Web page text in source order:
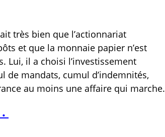
très bien que l’actionnariat
et que la monnaie papier n’est
Lui, il a choisi l’investissement
mandats, cumul d’indemnités,
au moins une affaire qui marche.